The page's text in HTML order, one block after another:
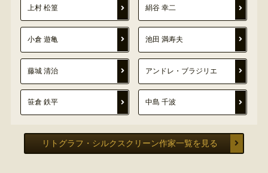
上村 松篁 絹谷 幸二
小倉 遊亀 池田 満寿夫
藤城 清治 アンドレ・ブラジリエ
笹倉 鉄平 中島 千波
リトグラフ・シルクスクリーン作家一覧を見る